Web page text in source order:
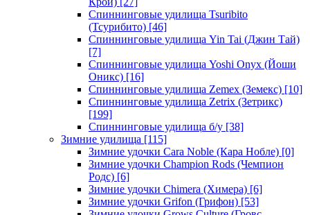
Спиннинговые удилища Tsuribito
(Тсурибито) [46]
Спиннинговые удилища Yin Tai (Джин Тай)
[7]
Спиннинговые удилища Yoshi Onyx (Йоши
Оникс) [16]
Спиннинговые удилища Zemex (Земекс) [10]
Спиннинговые удилища Zetrix (Зетрикс)
[199]
Спиннинговые удилища б/у [38]
Зимние удилища [115]
Зимние удочки Cara Noble (Кара Нобле) [0]
Зимние удочки Champion Rods (Чемпион
Родс) [6]
Зимние удочки Chimera (Химера) [6]
Зимние удочки Grifon (Грифон) [53]